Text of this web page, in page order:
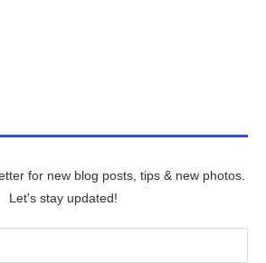
for new blog posts, tips & new photos.
Let's stay updated!